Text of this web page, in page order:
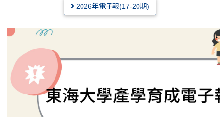
2026年電子報(17-20期)